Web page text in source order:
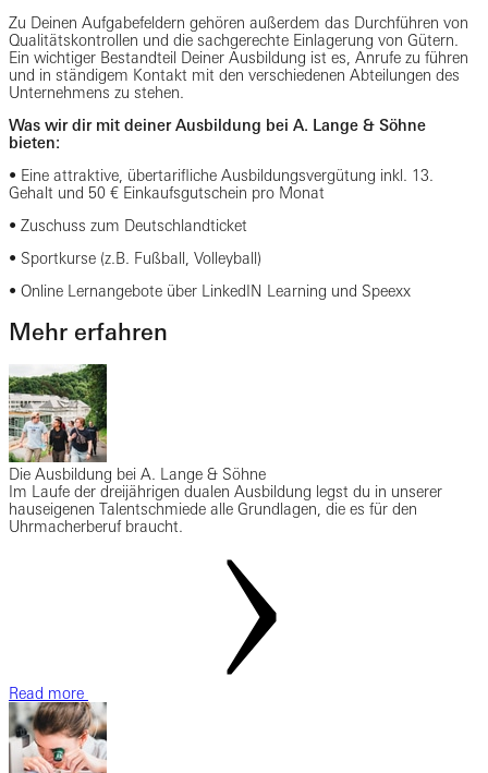
Zu Deinen Aufgabefeldern gehören außerdem das Durchführen von
Qualitätskontrollen und die sachgerechte Einlagerung von Gütern.
Ein wichtiger Bestandteil Deiner Ausbildung ist es, Anrufe zu führen
und in ständigem Kontakt mit den verschiedenen Abteilungen des
Unternehmens zu stehen.
Was wir dir mit deiner Ausbildung bei A. Lange & Söhne
bieten:
• Eine attraktive, übertarifliche Ausbildungsvergütung inkl. 13.
Gehalt und 50 € Einkaufsgutschein pro Monat
• Zuschuss zum Deutschlandticket
• Sportkurse (z.B. Fußball, Volleyball)
• Online Lernangebote über LinkedIN Learning und Speexx
Mehr erfahren
Die Ausbildung bei A. Lange & Söhne
Im Laufe der dreijährigen dualen Ausbildung legst du in unserer
hauseigenen Talentschmiede alle Grundlagen, die es für den
Uhrmacherberuf braucht.
Read more